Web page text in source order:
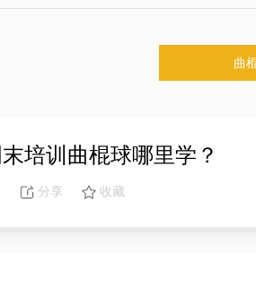
曲
培训曲棍球哪里学？
分享 收藏